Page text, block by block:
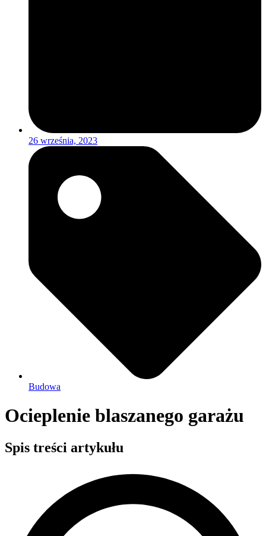
26 września, 2023
Budowa
Ocieplenie blaszanego garażu
Spis treści artykułu